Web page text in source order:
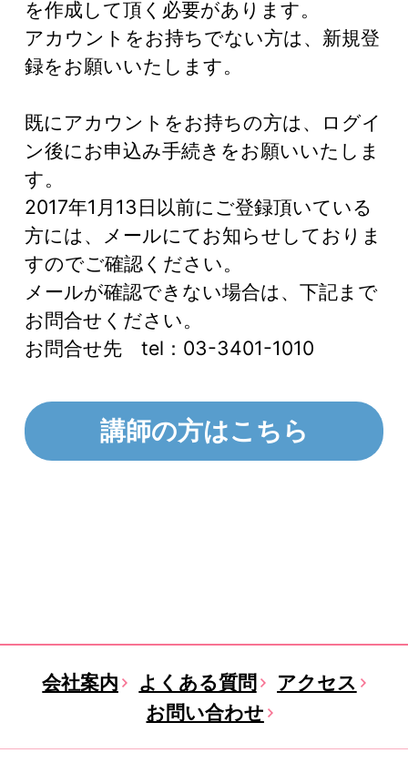
を作成して頂く必要があります。
アカウントをお持ちでない方は、新規登
録をお願いいたします。
既にアカウントをお持ちの方は、ログイ
ン後にお申込み手続きをお願いいたしま
す。
2017年1月13日以前にご登録頂いている
方には、メールにてお知らせしておりま
すのでご確認ください。
メールが確認できない場合は、下記まで
お問合せください。
お問合せ先 tel：03-3401-1010
講師の方はこちら
会社案内 よくある質問
アクセス
お問い合わせ